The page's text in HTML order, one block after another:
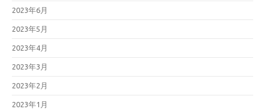
2023年6月
2023年5月
2023年4月
2023年3月
2023年2月
2023年1月